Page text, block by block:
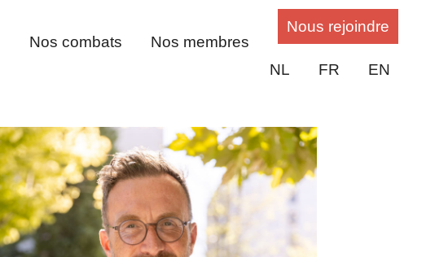
Nos combats Nos membres
Nous rejoindre
NL FR EN